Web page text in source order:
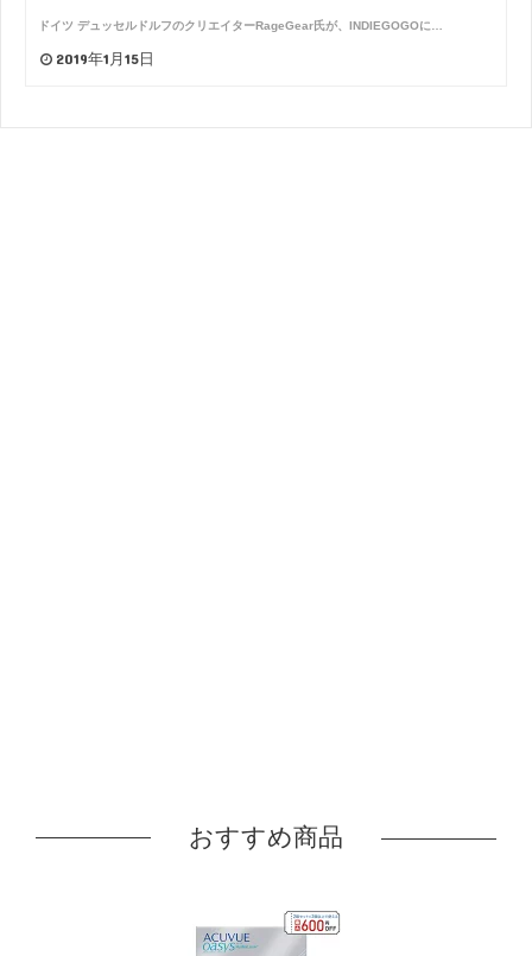
ドイツ デュッセルドルフのクリエイターRageGear氏が、INDIEGOGOに…
2019年1月15日
おすすめ商品